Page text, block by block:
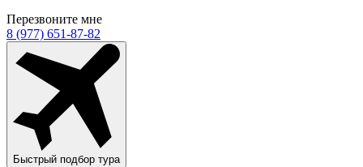
Перезвоните мне
8 (977) 651-87-82
Быстрый подбор тура